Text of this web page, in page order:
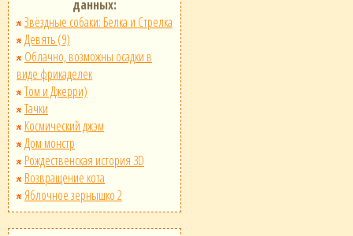
данных:
Звёздные собаки: Белка и Стрелка
Девять (9)
Облачно, возможны осадки в
виде фрикаделек
Том и Джерри)
Тачки
Космический джэм
Дом монстр
Рождественская история 3D
Возвращение кота
Яблочное зернышко 2